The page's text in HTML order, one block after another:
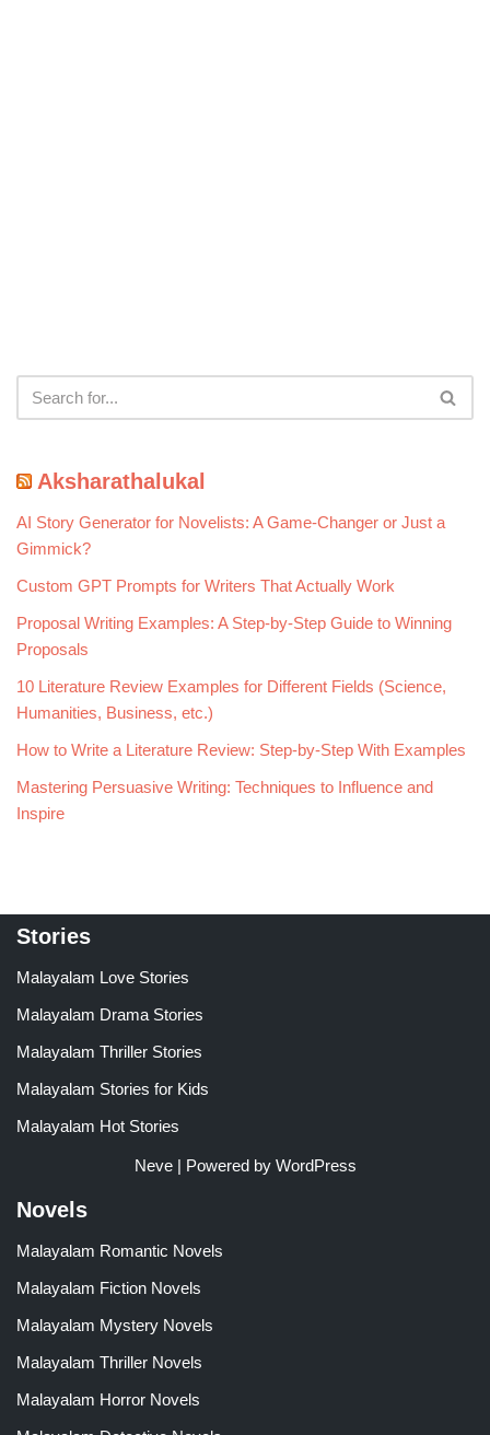
Aksharathalukal
AI Story Generator for Novelists: A Game-Changer or Just a
Gimmick?
Custom GPT Prompts for Writers That Actually Work
Proposal Writing Examples: A Step-by-Step Guide to Winning
Proposals
10 Literature Review Examples for Different Fields (Science,
Humanities, Business, etc.)
How to Write a Literature Review: Step-by-Step With Examples
Mastering Persuasive Writing: Techniques to Influence and
Inspire
Stories
Malayalam Love Stories
Malayalam Drama Stories
Malayalam Thriller Stories
Malayalam Stories for Kids
Malayalam Hot Stories
Neve| Powered by WordPress
Novels
Malayalam Romantic Novels
Malayalam Fiction Novels
Malayalam Mystery Novels
Malayalam Thriller Novels
Malayalam Horror Novels